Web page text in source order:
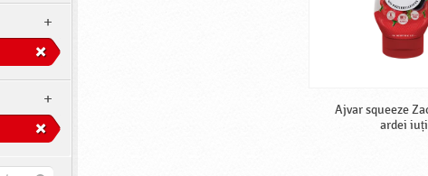
Ajvar squeeze
ardei iuți